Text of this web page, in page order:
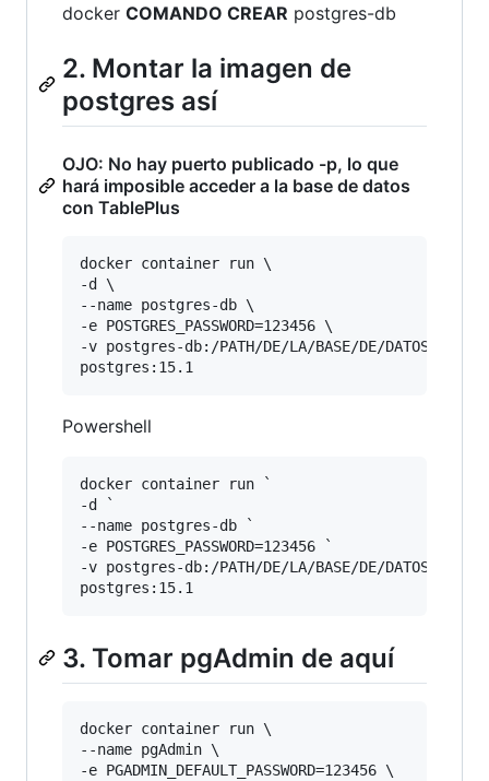
docker COMANDO CREAR postgres-db
2. Montar la imagen de
postgres así
OJO: No hay puerto publicado -p, lo que
hará imposible acceder a la base de datos
con TablePlus
docker container run \
-d \
--name postgres-db \
-e POSTGRES_PASSWORD=123456 \
-v postgres-db:/PATH/DE/LA/BASE/DE/DATOS \
Powershell
docker container run `
-d `
--name postgres-db `
-e POSTGRES_PASSWORD=123456 `
-v postgres-db:/PATH/DE/LA/BASE/DE/DATOS `
3. Tomar pgAdmin de aquí
docker container run \
--name pgAdmin \
-e PGADMIN_DEFAULT_PASSWORD=123456 \